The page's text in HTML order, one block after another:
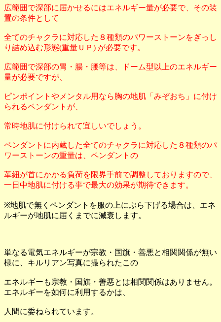
広範囲で深部に届かせるにはエネルギー量が必要で、その装
置の条件として
全てのチャクラに対応した８種類のパワーストーンをぎっし
り詰め込む形態(重量ＵＰ) が必要です。
広範囲で深部の胃・腸・腰等は、ドーム型以上のエネルギー
量が必要ですが、
ピンポイントやメンタル用なら胸の地肌「みぞおち」に付け
られるペンダントが、
常時地肌に付けられて宜しいでしょう。
ペンダントに内蔵した全てのチャクラに対応した８種類のパ
ワーストーンの重量は、ペンダントの
革紐が首にかかる負荷を限界手前で調整しておりますので、
一日中地肌に付ける事で最大の効果が期待できます。
※地肌で無くペンダントを服の上にぶら下げる場合は、エネ
ルギーが地肌に届くまでに減衰します。
単なる電気エネルギーが宗教・国旗・善悪と相関関係が無い
様に、キルリアン写真に撮られたこの
エネルギーも宗教・国旗・善悪とは相関関係はありません。
エネルギーを如何に利用するかは、
人間に委ねられています。